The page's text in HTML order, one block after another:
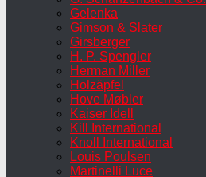
Gelenka
Gimson & Slater
Girsberger
H. P. Spengler
Herman Miller
Holzäpfel
Hove Møbler
Kaiser Idell
Kill International
Knoll International
Louis Poulsen
Martinelli Luce